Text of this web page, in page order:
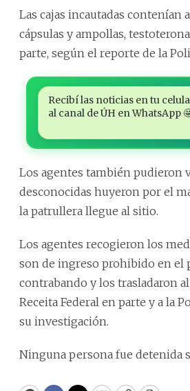
Las cajas incautadas contenían
cápsulas y ampollas,
parte, según el reporte de la
Recibí las noticias en tu
al canal de ÚH en WhatsApp
Los agentes también pudieron
desconocidas huyeron por el
la patrullera llegue al sitio.
Los agentes recogieron los
son de ingreso prohibido en el
contrabando y los trasladaron
Receita Federal en parte y a la
su investigación.
Ninguna persona fue detenida